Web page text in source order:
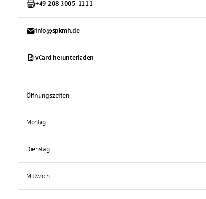
+49 208 3005-1111
info@spkmh.de
vCard herunterladen
Öffnungszeiten
Montag
Dienstag
Mittwoch